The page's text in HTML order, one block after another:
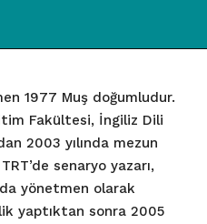
1977 Muş doğumludur.
Fakültesi, İngiliz Dili
2003 yılında mezun
senaryo yazarı,
yönetmen olarak
yaptıktan sonra 2005